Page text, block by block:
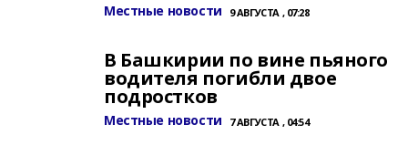
Местные новости 9 АВГУСТА , 07:28
В Башкирии по вине пьяного
водителя погибли двое
подростков
Местные новости 7 АВГУСТА , 04:54